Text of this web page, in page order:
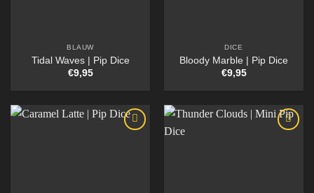
BLAUW
Tidal Waves | Pip Dice
€9,95
DICE
Bloody Marble | Pip Dice
€9,95